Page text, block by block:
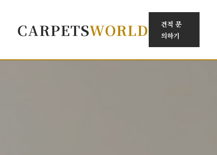
CARPETSWORLD
견적 문
의하기